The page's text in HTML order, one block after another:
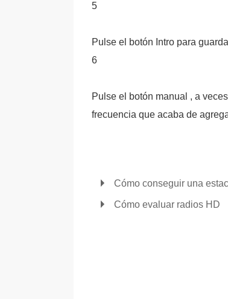
5
Pulse el botón Intro para
6
Pulse el botón manual , a
frecuencia que acaba de
Cómo conseguir una
Cómo evaluar radios HD